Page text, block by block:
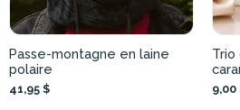
Passe-montagne en laine
polaire
41,95 $ 9,00